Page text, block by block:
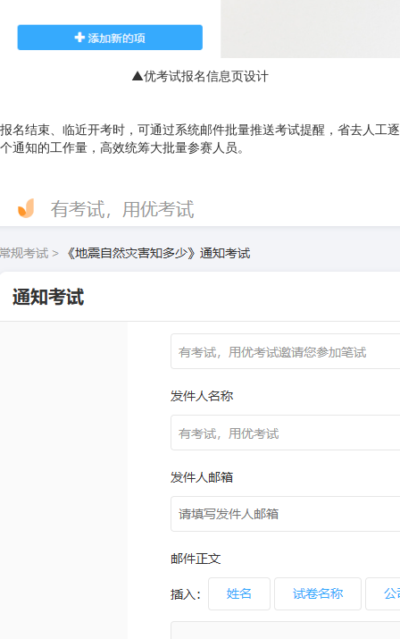
▲优考试报名信息页设计
报名结束、临近开考时，可通过系统邮件批量推送考试提醒，省去人工逐
个通知的工作量，高效统筹大批量参赛人员。